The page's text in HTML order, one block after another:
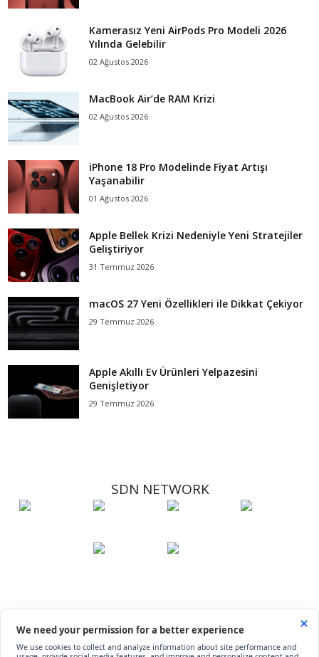
Kamerasız Yeni AirPods Pro Modeli 2026
Yılında Gelebilir
02 Ağustos 2026
MacBook Air’de RAM Krizi
02 Ağustos 2026
iPhone 18 Pro Modelinde Fiyat Artışı
Yaşanabilir
01 Ağustos 2026
Apple Bellek Krizi Nedeniyle Yeni Stratejiler
Geliştiriyor
31 Temmuz 2026
macOS 27 Yeni Özellikleri ile Dikkat Çekiyor
29 Temmuz 2026
Apple Akıllı Ev Ürünleri Yelpazesini
Genişletiyor
29 Temmuz 2026
SDN NETWORK